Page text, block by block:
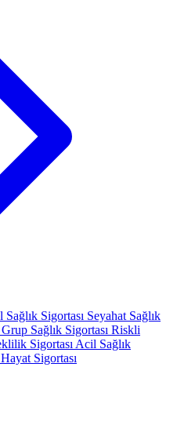
Sağlık Sigortası Seyahat Sağlık
Grup Sağlık Sigortası Riskli
Sigortası Acil Sağlık
Hayat Sigortası